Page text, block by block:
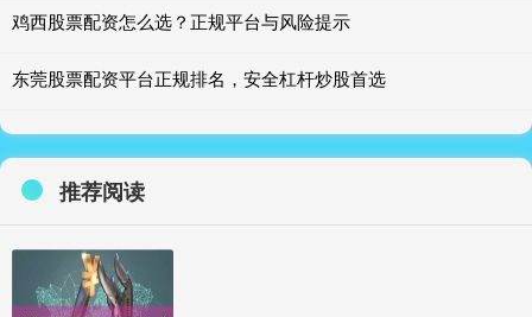
鸡西股票配资怎么选？正规平台与风险提示
东莞股票配资平台正规排名，安全杠杆炒股首选
推荐阅读